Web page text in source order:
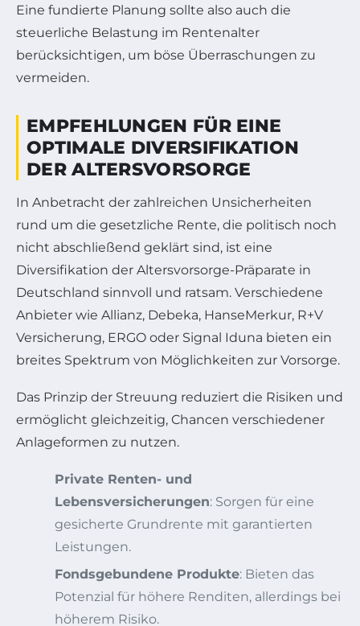
Eine fundierte Planung sollte also auch die
steuerliche Belastung im Rentenalter
berücksichtigen, um böse Überraschungen zu
vermeiden.
EMPFEHLUNGEN FÜR EINE
OPTIMALE DIVERSIFIKATION
DER ALTERSVORSORGE
In Anbetracht der zahlreichen Unsicherheiten
rund um die gesetzliche Rente, die politisch noch
nicht abschließend geklärt sind, ist eine
Diversifikation der Altersvorsorge-Präparate in
Deutschland sinnvoll und ratsam. Verschiedene
Anbieter wie Allianz, Debeka, HanseMerkur, R+V
Versicherung, ERGO oder Signal Iduna bieten ein
breites Spektrum von Möglichkeiten zur Vorsorge.
Das Prinzip der Streuung reduziert die Risiken und
ermöglicht gleichzeitig, Chancen verschiedener
Anlageformen zu nutzen.
Private Renten- und
Lebensversicherungen: Sorgen für eine
gesicherte Grundrente mit garantierten
Leistungen.
Fondsgebundene Produkte: Bieten das
Potenzial für höhere Renditen, allerdings bei
höherem Risiko.